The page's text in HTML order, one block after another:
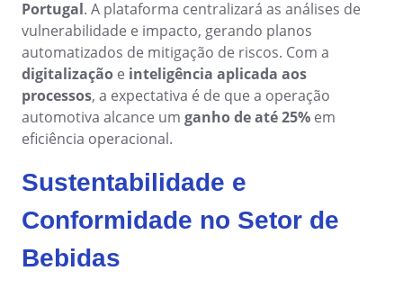
Performance
Process
Project
Risk
Survey
Training
Workflow
APQP-PPAP
Archive
Problem
Asset
Gestão do Trabalho – CWM
Mudanças e Inovação - ICM
Saúde, Segurança e Meio Ambiente – EHSM
Archive
Asset
BRM
Capture
Educação
Mineração e Metalurgia
Produtos Químicos
Serviços e Consultoria
Six Sigma
PMBOK
BSC
BPMN
Outsourcing
Conquiste seus objetivos de negócios com suporte especializado
personalizado.
Outstaffing
com o melhor custo benefício.
gerenciar seus negócios, categorizados por setores, padrões e
soluções.
Portugal. A plataforma centralizará as análises de
vulnerabilidade e impacto, gerando planos
automatizados de mitigação de riscos. Com a
digitalização e inteligência aplicada aos
processos, a expectativa é de que a operação
automotiva alcance um ganho de até 25% em
eficiência operacional.
Sustentabilidade e
Conformidade no Setor de
Bebidas